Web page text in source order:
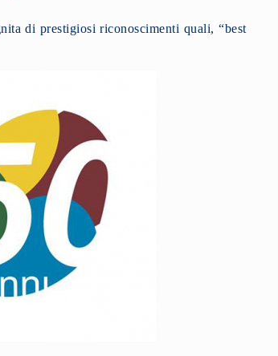
di prestigiosi riconoscimenti quali, “best